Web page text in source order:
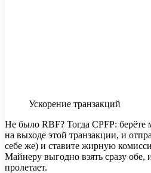
Ускорение транзакций
Не было RBF? Тогда CPFP: берёте
на выходе этой транзакции, и
себе же) и ставите жирную
Майнеру выгодно взять сразу обе,
пролетает.